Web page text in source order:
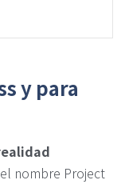
y para
nombre Project